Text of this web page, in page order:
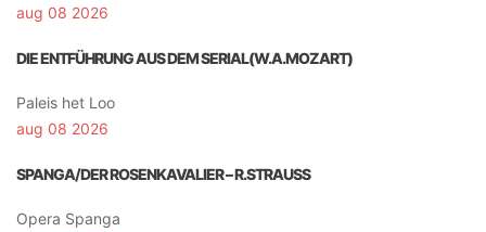
aug 08 2026
DIE ENTFÜHRUNG AUS DEM SERIAL(W.A.MOZART)
Paleis het Loo
aug 08 2026
SPANGA/DER ROSENKAVALIER – R.STRAUSS
Opera Spanga